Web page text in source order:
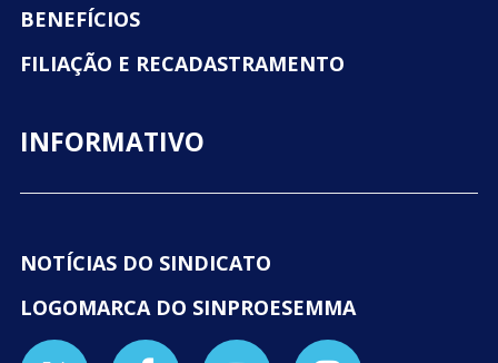
BENEFÍCIOS
FILIAÇÃO E RECADASTRAMENTO
INFORMATIVO
NOTÍCIAS DO SINDICATO
LOGOMARCA DO SINPROESEMMA